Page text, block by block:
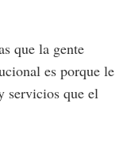
que la gente
es porque le
servicios que el